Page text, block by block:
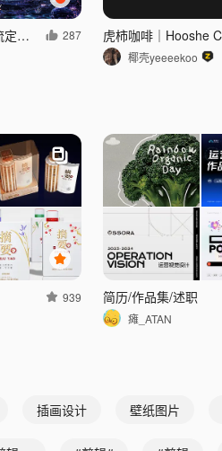
SGA 重塑嘻哈的潮流定义 #MVLAND嘻哈狂欢派对
287
椰壳yeeeekoo
939
简历/作品集/述职
瘫_ATAN
插画设计 壁纸图片